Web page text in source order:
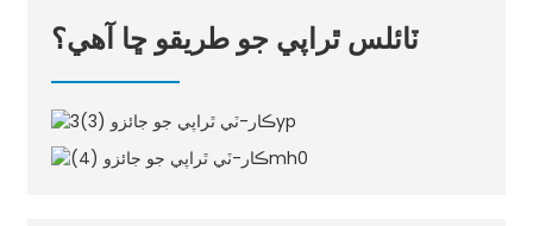
ٽائلس ٿراپي جو طريقو ڇا آهي؟